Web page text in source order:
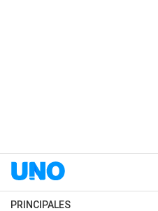
PRINCIPALES